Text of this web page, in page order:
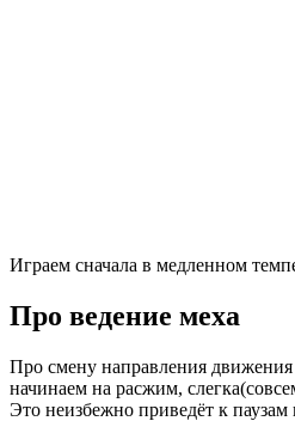
Играем сначала в медленном
Про ведение меха
Про смену направления
начинаем на расжим,
Это неизбежно приведёт к